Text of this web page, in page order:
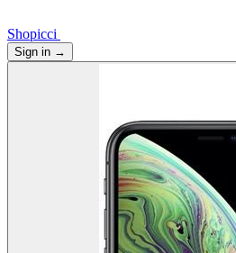
Shopicci
Sign in →